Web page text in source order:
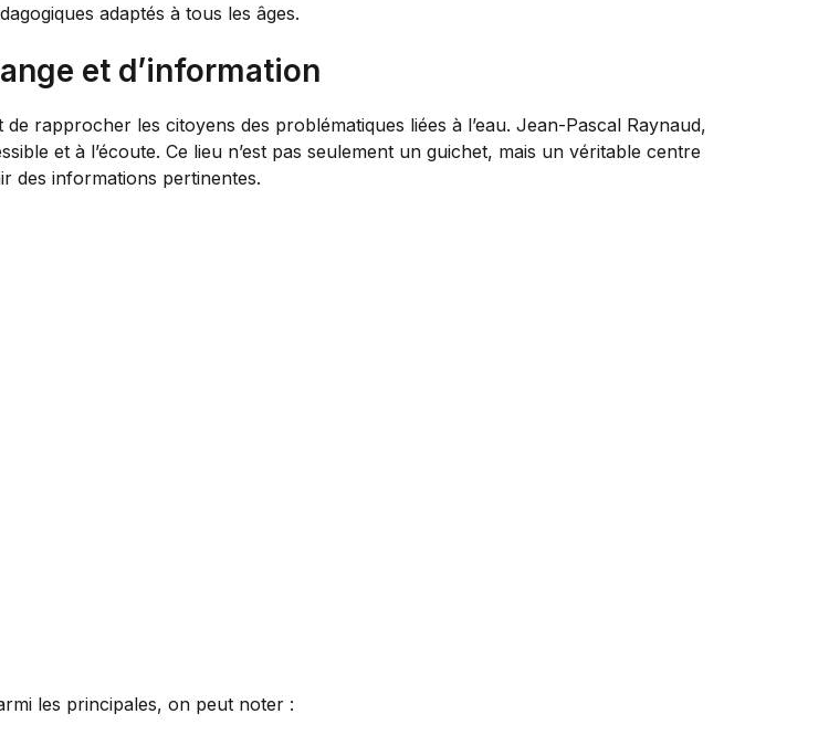
adaptés à tous les âges.
et d’information
rapprocher les citoyens des problématiques liées à l’eau. Jean-Pascal Raynaud,
et à l’écoute. Ce lieu n’est pas seulement un guichet, mais un véritable centre
des informations pertinentes.
les principales, on peut noter :